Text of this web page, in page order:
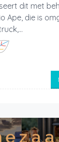
dit met
Ape, die is